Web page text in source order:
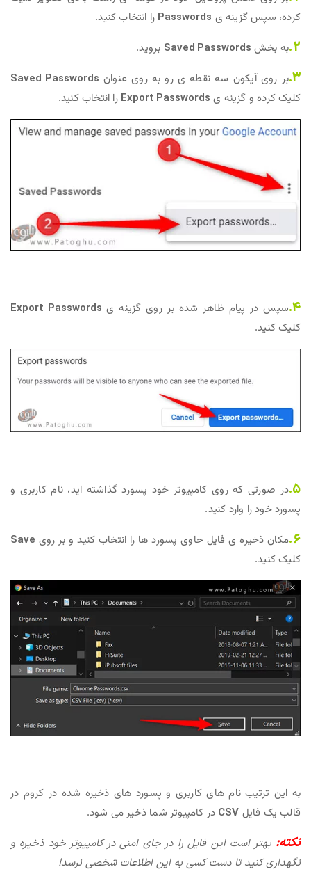
کرده، سپس گزینه ی Passwords را انتخاب کنید.
2. به بخش Saved Passwords بروید.
3. بر روی آیکون سه نقطه ی رو به روی عنوان Saved Passwords
کلیک کرده و گزینه ی Export Passwords را انتخاب کنید.
4. سپس در پیام ظاهر شده بر روی گزینه ی Export Passwords
کلیک کنید.
5. در صورتی که روی کامپیوتر خود پسورد گذاشته اید، نام کاربری و
پسورد خود را وارد کنید.
6. مکان ذخیره ی فایل حاوی پسورد ها را انتخاب کنید و بر روی Save
کلیک کنید.
به این ترتیب نام های کاربری و پسورد های ذخیره شده در کروم در
قالب یک فایل CSV در کامپیوتر شما ذخیر می شود.
نکته: بهتر است این فایل را در جای امنی در کامپیوتر خود ذخیره و
نگهداری کنید تا دست کسی به این اطلاعات شخصی نرسد!